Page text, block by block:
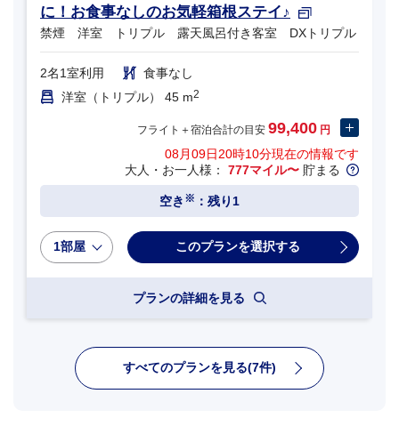
に！お食事なしのお気軽箱根ステイ♪
禁煙 洋室 トリプル 露天風呂付き客室 DXトリプル
2名1室利用
食事なし
洋室（トリプル） 45 m2
フライト＋宿泊合計の目安 99,400 円
08月09日20時10分現在の情報です
大人・お一人様： 777マイル〜 貯まる
空き ※ ：残り1
1部屋
プランの詳細を見る
すべてのプランを見る(7件)